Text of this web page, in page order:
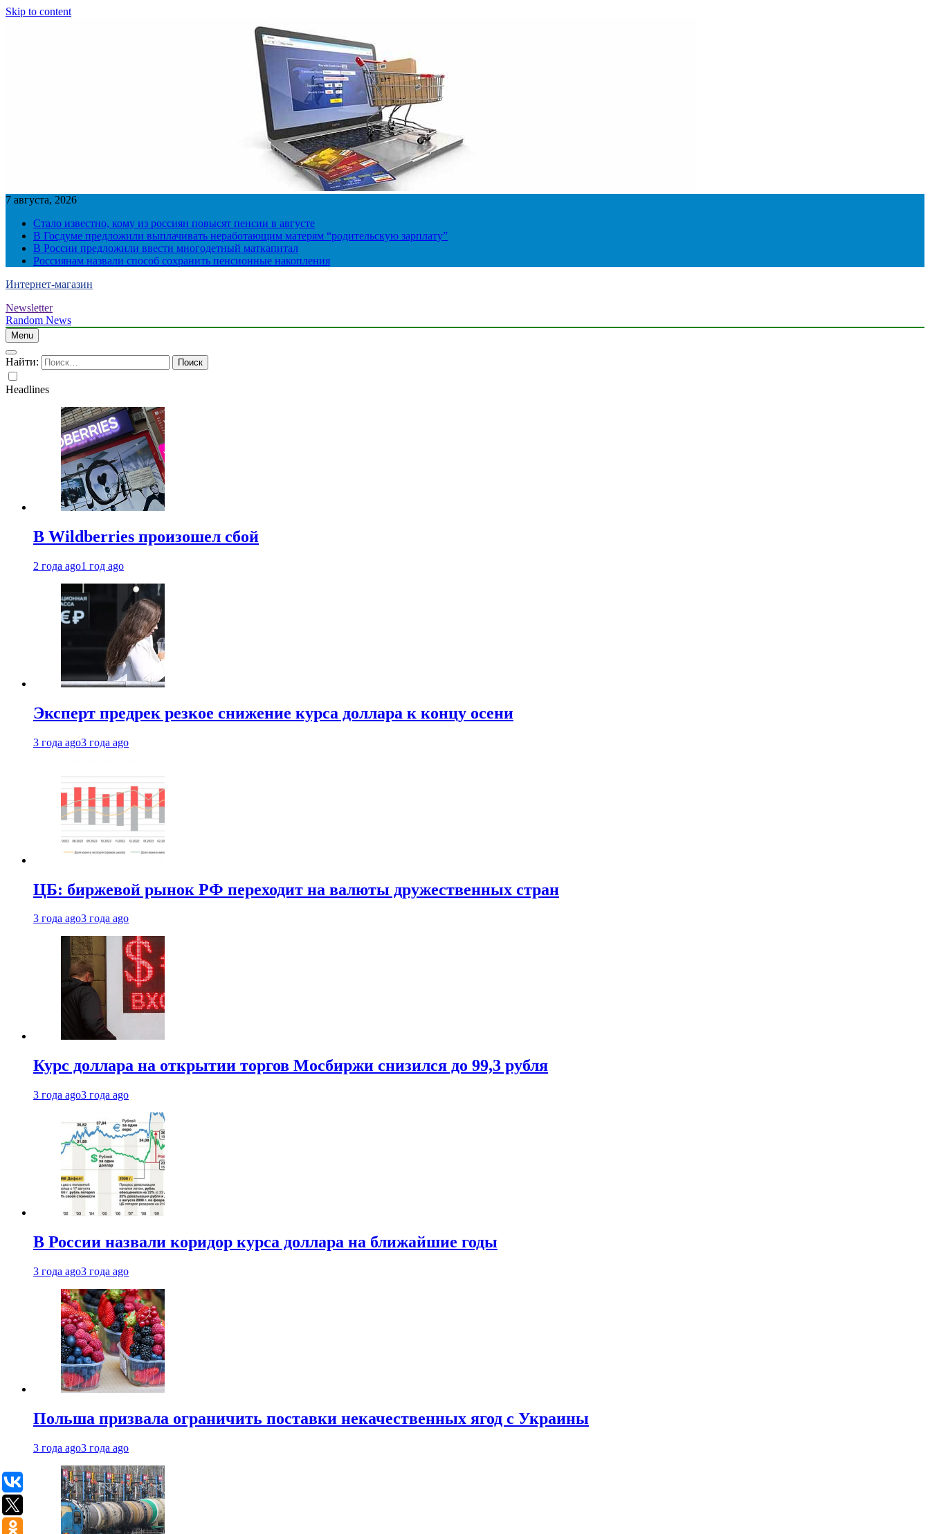
Skip to content
7 августа, 2026
Стало известно, кому из россиян повысят пенсии в августе
В Госдуме предложили выплачивать неработающим матерям “родительскую зарплату”
В России предложили ввести многодетный маткапитал
Россиянам назвали способ сохранить пенсионные накопления
Интернет-магазин
Newsletter
Random News
Menu
Найти:
Headlines
В Wildberries произошел сбой
2 года ago1 год ago
Эксперт предрек резкое снижение курса доллара к концу осени
3 года ago3 года ago
ЦБ: биржевой рынок РФ переходит на валюты дружественных стран
3 года ago3 года ago
Курс доллара на открытии торгов Мосбиржи снизился до 99,3 рубля
3 года ago3 года ago
В России назвали коридор курса доллара на ближайшие годы
3 года ago3 года ago
Польша призвала ограничить поставки некачественных ягод с Украины
3 года ago3 года ago